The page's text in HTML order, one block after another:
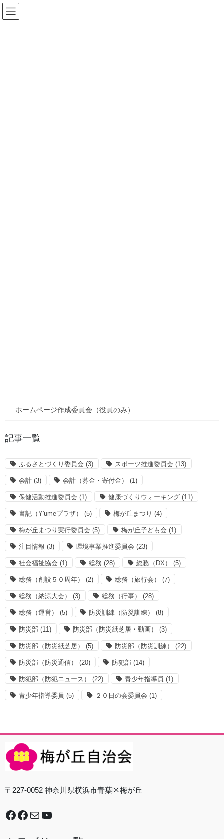
コ
ン
ナ
ビ
ホームページ作成委員会（役員のみ）
記事一覧
ふるさとづくり委員会 (3) スポーツ推進委員会 (13)
会計 (3) 会計（募金・寄付金） (1)
保健活動推進委員会 (1) 健康づくりウォーキング (11)
書記（Y'umeプラザ） (5) 梅が丘まつり (4)
梅が丘まつり実行委員会 (5) 梅が丘子ども会 (1)
注目情報 (3) 環境事業推進委員会 (23)
社会福祉協会 (1) 総務 (28) 総務（DX） (5)
総務（創設５０周年） (2) 総務（旅行会） (7)
総務（納涼大会） (3) 総務（行事） (28)
総務（運営） (5) 防災訓練（防災訓練） (8)
防災部 (11) 防災部（防災紙芝居・動画） (3)
防災部（防災紙芝居） (5) 防災部（防災訓練） (22)
防災部（防災通信） (20) 防犯部 (14)
防犯部（防犯ニュース） (22) 青少年指導員 (1)
青少年指導委員 (5) ２０日の会委員会 (1)
〒227-0052 神奈川県横浜市青葉区梅が丘
Facebook
谷本中学校地域防災拠点運営委員会MailYouTube